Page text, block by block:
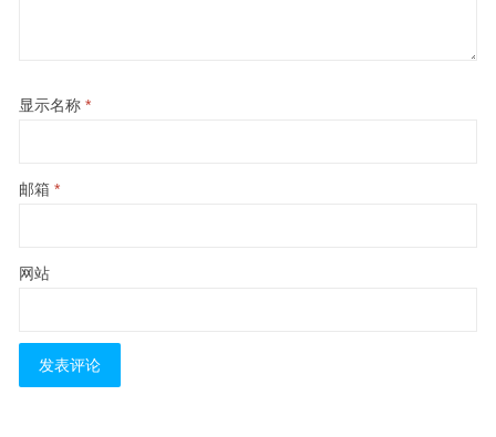
显示名称 *
邮箱 *
网站